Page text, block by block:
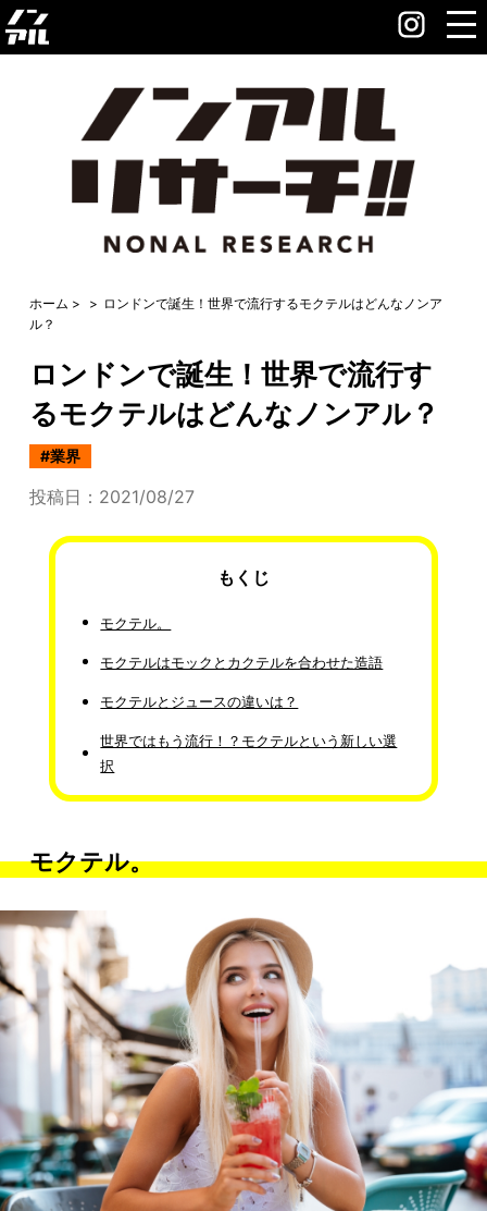
ホーム
ロンドンで誕生！世界で流行するモクテルはどんなノンア
ル？
ロンドンで誕生！世界で流行す
るモクテルはどんなノンアル？
業界
投稿日：2021/08/27
もくじ
モクテル。
モクテルはモックとカクテルを合わせた造語
モクテルとジュースの違いは？
世界ではもう流行！？モクテルという新しい選
択
モクテル。